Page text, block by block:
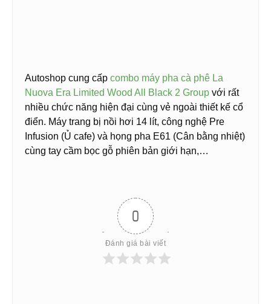
Autoshop cung cấp combo máy pha cà phê La
Nuova Era Limited Wood All Black 2 Group với rất
nhiều chức năng hiện đại cùng vẻ ngoài thiết kế cổ
điển. Máy trang bị nồi hơi 14 lít, công nghệ Pre
Infusion (Ủ cafe) và họng pha E61 (Cân bằng nhiệt)
cùng tay cầm bọc gỗ phiên bản giới hạn,…
0
Đánh giá bài viết